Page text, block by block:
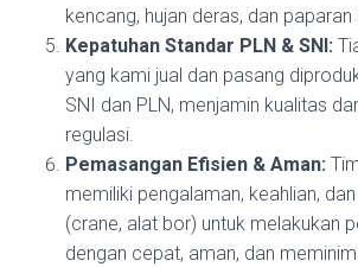
kencang, hujan deras, dan paparan
Kepatuhan Standar PLN & SNI:
yang kami jual dan pasang
SNI dan PLN, menjamin kualitas
regulasi.
Pemasangan Efisien & Aman:
memiliki pengalaman, keahlian,
(crane, alat bor) untuk melakukan
dengan cepat, aman, dan